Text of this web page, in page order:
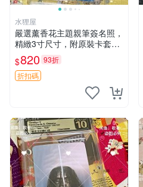
水狸屋
嚴選薰香花主題親筆簽名照，
精緻3寸尺寸，附原裝卡套。
收藏級品相，值得珍藏。 薰
香花 花卉 照片
$820 93折
折扣碼